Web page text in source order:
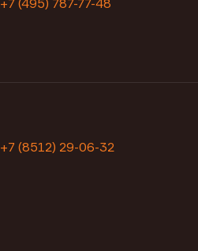
+7 (495) 787-77-48
+7 (8512) 29-06-32